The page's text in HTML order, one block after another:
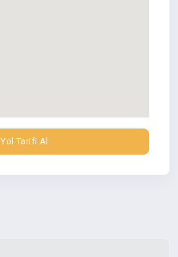
Yol Tarifi Al